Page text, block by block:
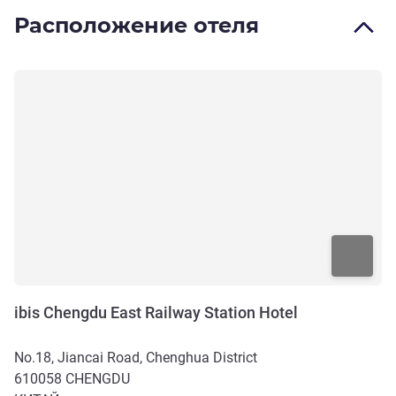
Расположение отеля
ibis Chengdu East Railway Station Hotel
No.18, Jiancai Road, Chenghua District
610058 CHENGDU